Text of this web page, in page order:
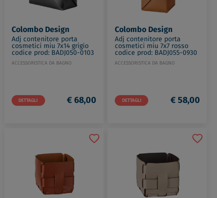
Colombo Design
Adj contenitore porta
cosmetici miu 7x14 grigio
codice prod: BADJ050-0103
ACCESSORISTICA DA BAGNO
DETTAGLI € 68,00
Colombo Design
Adj contenitore porta
cosmetici miu 7x7 rosso
codice prod: BADJ055-0930
ACCESSORISTICA DA BAGNO
DETTAGLI € 58,00